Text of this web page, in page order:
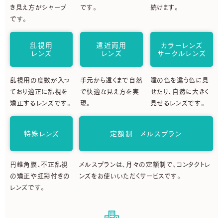
き見え方がシャープ
です。
です。
続けます。
乱視用
レンズ
乱視用の度数が入っ
ており適正に乱視を
矯正するレンズです。
遠近両用
レンズ
手元から遠くまで自然
で快適な見え方を実
現。
カラーレンズ
サークルレンズ
瞳の色を違う色に見
せたり、自然に大きく
見せるレンズです。
特殊レンズ
円錐角膜、不正乱視
の矯正や虹彩付きの
レンズです。
定額制 メルスプラン
メルスプランは、月々の定額制で、コンタクトレ
ンズをお使いいただくサービスです。